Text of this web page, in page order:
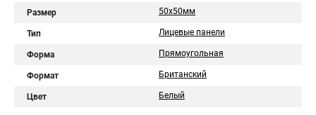
Размер 50х50мм
Тип Лицевые панели
Форма Прямоугольная
Формат Британский
Цвет Белый